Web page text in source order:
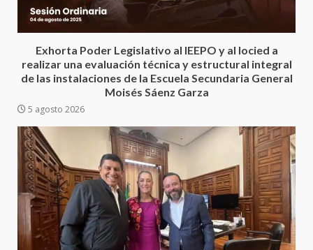
Exhorta Poder Legislativo al IEEPO y al Iocied a
realizar una evaluación técnica y estructural integral
de las instalaciones de la Escuela Secundaria General
Moisés Sáenz Garza
5 agosto 2026
3
Encuentro de Ariadna Montiel
con el Gobernador Salomón Jara
Cruz reafirma la consolidación
de la transformación en
territorio oaxaqueño
30 julio 2026
4
Juan Mazatlán
20 julio 2026
5
Sanciona Municipio de Oaxaca
de Juárez caso de maltrato
animal tras denuncia ciudadana
16 julio 2026